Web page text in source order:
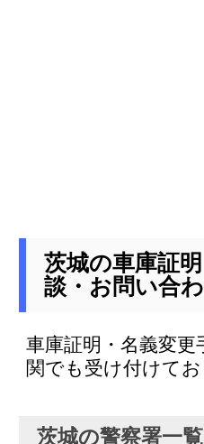
茨城の車庫証
談・お問い合
車庫証明・名義変
関でも受け付けて
茨城の警察署一覧